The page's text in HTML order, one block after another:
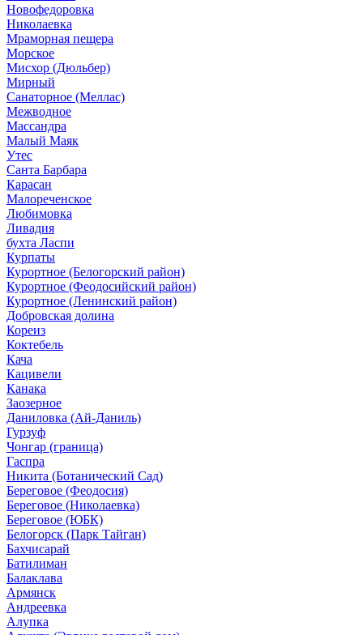
Новофедоровка
Николаевка
Мраморная пещера
Морское
Мисхор (Дюльбер)
Мирный
Санаторное (Меллас)
Межводное
Массандра
Малый Маяк
Утес
Санта Барбара
Карасан
Малореченское
Любимовка
Ливадия
бухта Ласпи
Курпаты
Курортное (Белогорский район)
Курортное (Феодосийский район)
Курортное (Ленинский район)
Добровская долина
Кореиз
Коктебель
Кача
Кацивели
Канака
Заозерное
Даниловка (Ай-Даниль)
Гурзуф
Чонгар (граница)
Гаспра
Никита (Ботанический Сад)
Береговое (Феодосия)
Береговое (Николаевка)
Береговое (ЮБК)
Белогорск (Парк Тайган)
Бахчисарай
Батилиман
Балаклава
Армянск
Андреевка
Алупка